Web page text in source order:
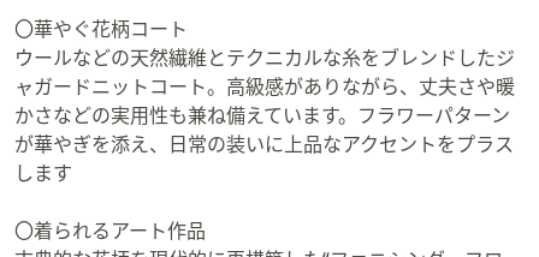
〇華やぐ花柄コート
ウールなどの天然繊維とテクニカルな糸をブレンドしたジ
ャガードニットコート。高級感がありながら、丈夫さや暖
かさなどの実用性も兼ね備えています。フラワーパターン
が華やぎを添え、日常の装いに上品なアクセントをプラス
します
〇着られるアート作品